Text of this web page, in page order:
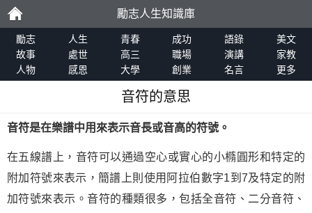
勵
志
勵志人生知識庫
勵志 人生 青春 成功 語錄
美文
故事
處世 高三 職場 演講
家教
人物
感恩 大學 創業 名言 更多
音符的意思
音符是在樂譜中用來表示音長或音高的符號。
在五線譜上，音符可以通過空心或實心的小橢圓形和特定的
附加符號來表示，簡譜上則使用阿拉伯數字1到7及特定的附
加符號來表示。音符的種類很多，包括全音符、二分音符、